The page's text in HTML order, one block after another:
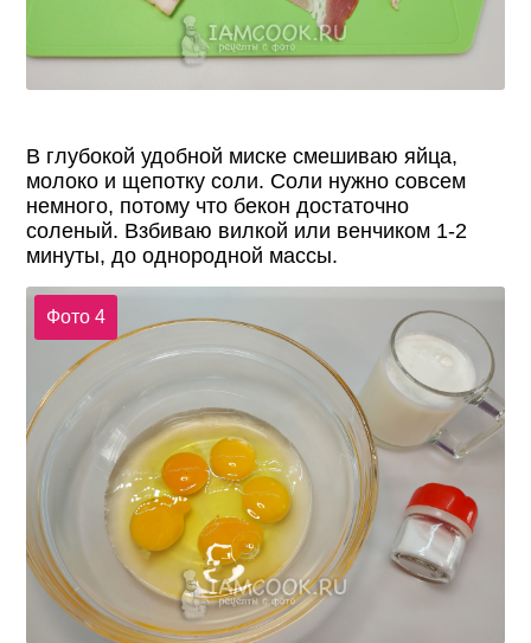
В глубокой удобной миске смешиваю яйца,
молоко и щепотку соли. Соли нужно совсем
немного, потому что бекон достаточно
соленый. Взбиваю вилкой или венчиком 1-2
минуты, до однородной массы.
Фото 4